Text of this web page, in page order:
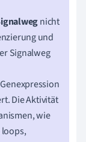
nicht
und
Signalweg
Die Aktivität
wie